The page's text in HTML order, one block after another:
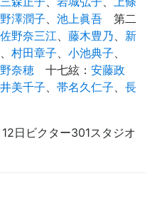
野澤潤子 池上眞吾
第二
佐野奈三江 藤木豊乃
新
村田章子 小池典子
奈穂 十七絃 ： 安藤政
美千子 帯名久仁子
長
日ビクター301スタジオ